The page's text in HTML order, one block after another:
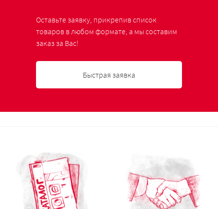
Оставьте заявку, прикрепив список
товаров в любом формате, а мы составим
заказ за Вас!
Быстрая заявка